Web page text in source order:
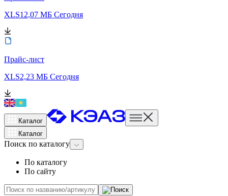
XLS12,07 МБ Сегодня
Прайс-лист
XLS2,23 МБ Сегодня
Каталог
Каталог
Поиск по каталогу
По каталогу
По сайту